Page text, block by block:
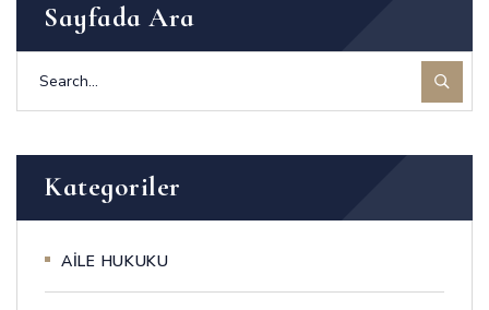
Sayfada Ara
Kategoriler
AİLE HUKUKU